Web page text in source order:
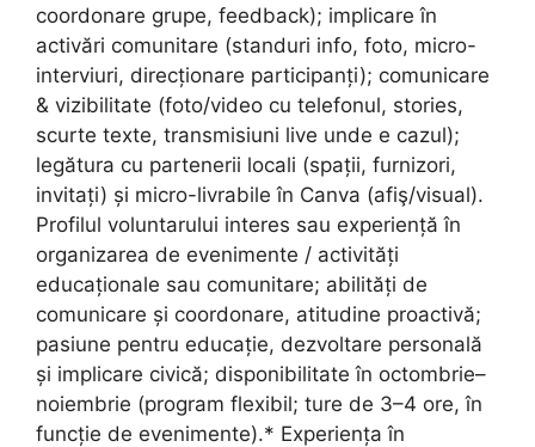
coordonare grupe, feedback); implicare în
activări comunitare (standuri info, foto, micro-
interviuri, direcționare participanți); comunicare
& vizibilitate (foto/video cu telefonul, stories,
scurte texte, transmisiuni live unde e cazul);
legătura cu partenerii locali (spații, furnizori,
invitați) și micro-livrabile în Canva (afiş/visual).
Profilul voluntarului interes sau experiență în
organizarea de evenimente / activități
educaționale sau comunitare; abilități de
comunicare și coordonare, atitudine proactivă;
pasiune pentru educație, dezvoltare personală
și implicare civică; disponibilitate în octombrie–
noiembrie (program flexibil; ture de 3–4 ore, în
funcție de evenimente).* Experiența în